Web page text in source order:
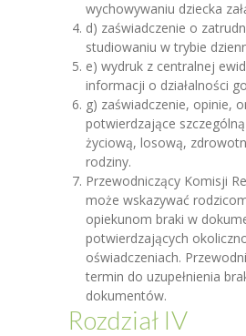
wychowywaniu dziecka
d) zaświadczenie o
studiowaniu w trybie
e) wydruk z centralnej
informacji o działalności
g) zaświadczenie, opinie,
potwierdzające
życiową, losową,
rodziny.
Przewodniczący Komisji
może wskazywać
opiekunom braki w
potwierdzających
oświadczeniach.
termin do uzupełnienia
dokumentów.
Rozdział IV